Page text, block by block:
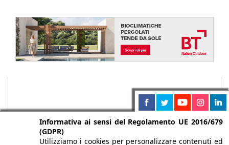
Informativa ai sensi del Regolamento UE 2016/679
(GDPR)
Utilizziamo i cookies per personalizzare contenuti ed